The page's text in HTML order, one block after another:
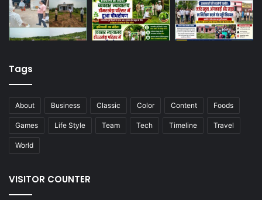
Tags
About Business Classic Color Content Foods
Games Life Style Team Tech Timeline Travel
World
VISITOR COUNTER